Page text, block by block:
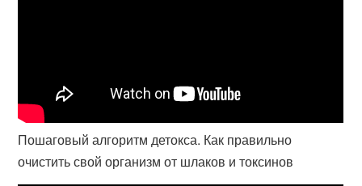
Пошаговый алгоритм детокса. Как правильно
очистить свой организм от шлаков и токсинов